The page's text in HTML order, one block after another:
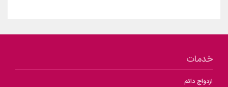
خدمات
ازدواج دائم